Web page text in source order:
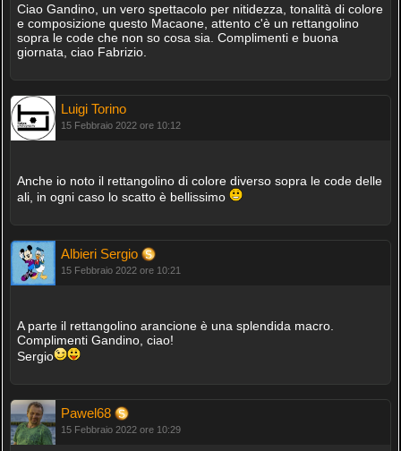
Ciao Gandino, un vero spettacolo per nitidezza, tonalità di colore
e composizione questo Macaone, attento c'è un rettangolino
sopra le code che non so cosa sia. Complimenti e buona
giornata, ciao Fabrizio.
Luigi Torino
15 Febbraio 2022 ore 10:12
Anche io noto il rettangolino di colore diverso sopra le code delle
ali, in ogni caso lo scatto è bellissimo
Albieri Sergio
15 Febbraio 2022 ore 10:21
A parte il rettangolino arancione è una splendida macro.
Complimenti Gandino, ciao!
Sergio
Pawel68
15 Febbraio 2022 ore 10:29